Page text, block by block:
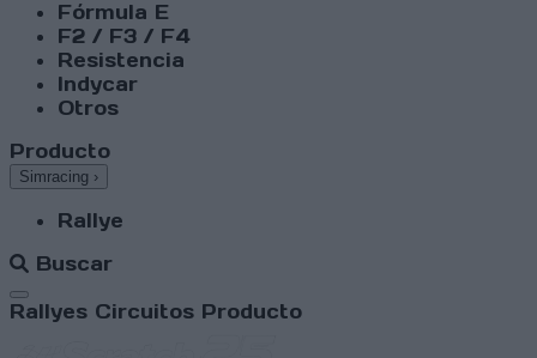
Fórmula E
F2 / F3 / F4
Resistencia
Indycar
Otros
Producto
Simracing ›
Rallye
Buscar
Abrir menú
Rallyes Circuitos Producto